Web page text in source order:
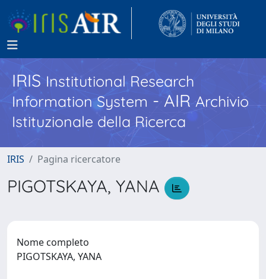
IRISInstitutional Research
Information System - AIR Archivio
Istituzionale della Ricerca
IRIS Pagina ricercatore
PIGOTSKAYA, YANA
Nome completo
PIGOTSKAYA, YANA